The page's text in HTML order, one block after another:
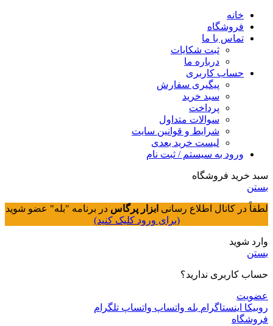
خانه
فروشگاه
تماس با ما
ثبت شکایات
درباره ما
حساب کاربری
پیگیری سفارش
سبد خرید
پرداخت
سوالات متداول
شرایط و قوانین سایت
لیست خرید بعدی
ورود به سیستم / ثبت نام
سبد خرید فروشگاه
بستن
لطفاً در کانال اطلاع رسانی ابزار پرگاس در برنامه "بله" عضو شوید
(برای ورود کلیک کنید)
وارد شوید
بستن
حساب کاربری ندارید؟
عضویت
روبیکا اینستاگرام بله واتساپ واتساپ تلگرام
فروشگاه